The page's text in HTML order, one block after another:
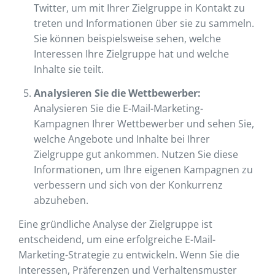
Twitter, um mit Ihrer Zielgruppe in Kontakt zu
treten und Informationen über sie zu sammeln.
Sie können beispielsweise sehen, welche
Interessen Ihre Zielgruppe hat und welche
Inhalte sie teilt.
Analysieren Sie die Wettbewerber:
Analysieren Sie die E-Mail-Marketing-
Kampagnen Ihrer Wettbewerber und sehen Sie,
welche Angebote und Inhalte bei Ihrer
Zielgruppe gut ankommen. Nutzen Sie diese
Informationen, um Ihre eigenen Kampagnen zu
verbessern und sich von der Konkurrenz
abzuheben.
Eine gründliche Analyse der Zielgruppe ist
entscheidend, um eine erfolgreiche E-Mail-
Marketing-Strategie zu entwickeln. Wenn Sie die
Interessen, Präferenzen und Verhaltensmuster